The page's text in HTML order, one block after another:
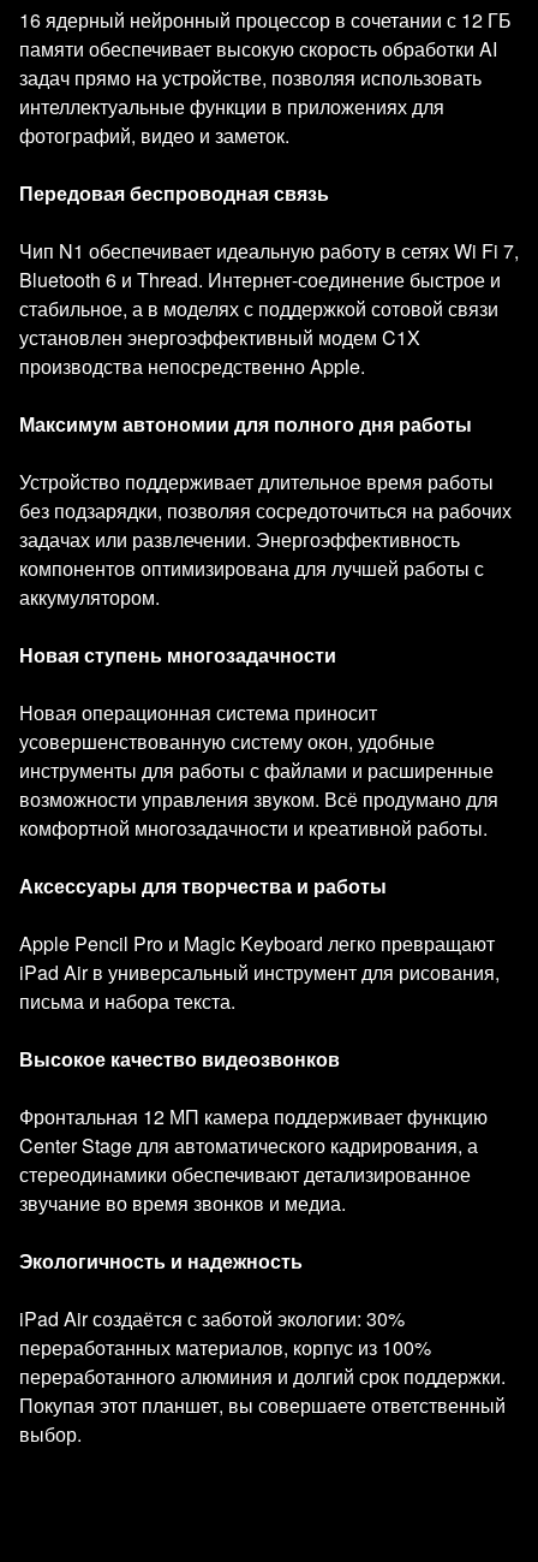
16 ядерный нейронный процессор в сочетании с 12 ГБ
памяти обеспечивает высокую скорость обработки AI
задач прямо на устройстве, позволяя использовать
интеллектуальные функции в приложениях для
фотографий, видео и заметок.
Передовая беспроводная связь
Чип N1 обеспечивает идеальную работу в сетях Wi Fi 7,
Bluetooth 6 и Thread. Интернет-соединение быстрое и
стабильное, а в моделях с поддержкой сотовой связи
установлен энергоэффективный модем C1X
производства непосредственно Apple.
Максимум автономии для полного дня работы
Устройство поддерживает длительное время работы
без подзарядки, позволяя сосредоточиться на рабочих
задачах или развлечении. Энергоэффективность
компонентов оптимизирована для лучшей работы с
аккумулятором.
Новая ступень многозадачности
Новая операционная система приносит
усовершенствованную систему окон, удобные
инструменты для работы с файлами и расширенные
возможности управления звуком. Всё продумано для
комфортной многозадачности и креативной работы.
Аксессуары для творчества и работы
Apple Pencil Pro и Magic Keyboard легко превращают
iPad Air в универсальный инструмент для рисования,
письма и набора текста.
Высокое качество видеозвонков
Фронтальная 12 МП камера поддерживает функцию
Center Stage для автоматического кадрирования, а
стереодинамики обеспечивают детализированное
звучание во время звонков и медиа.
Экологичность и надежность
iPad Air создаётся с заботой экологии: 30%
переработанных материалов, корпус из 100%
переработанного алюминия и долгий срок поддержки.
Покупая этот планшет, вы совершаете ответственный
выбор.